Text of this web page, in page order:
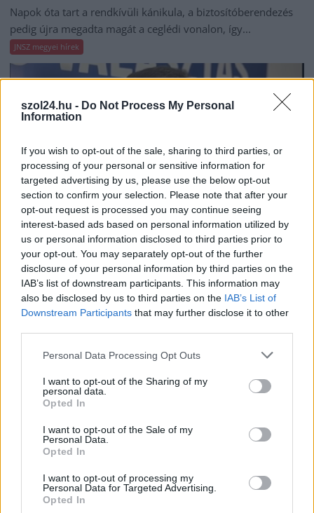
szol24.hu - Do Not Process My Personal
Information
If you wish to opt-out of the sale, sharing to third parties, or
processing of your personal or sensitive information for
targeted advertising by us, please use the below opt-out
section to confirm your selection. Please note that after your
opt-out request is processed you may continue seeing
interest-based ads based on personal information utilized by
us or personal information disclosed to third parties prior to
your opt-out. You may separately opt-out of the further
disclosure of your personal information by third parties on the
IAB’s list of downstream participants. This information may
also be disclosed by us to third parties on the IAB’s List of
Downstream Participants that may further disclose it to other
Please note that this website/app uses one or more Google
not limited to your visit or usage behaviour. You may click to
grant or deny consent to Google and its third-party tags to
use your data for below specified purposes in below Google
consent section.
Personal Data Processing Opt Outs
I want to opt-out of the Sharing of my
personal data.
Opted In
I want to opt-out of the Sale of my
Personal Data.
Opted In
I want to opt-out of processing my
Personal Data for Targeted Advertising.
Opted In
Napok óta tart a rendkívüli kánikula, a biztosítóberendezés
pedig újra megadta magát a ceglédi vonalon, így...
JNSZ megyei hírek
2026.08.06. Kiss Lajos
Sok volt az igazolatlan hiányzás, Pócs János
fizetéslevonást kapott, más fideszesek még
kevesebbet vittek haza
A jászsági fideszes képviselő túl sokszor hiányzott
igazolatlanul a szavazásokról, de még mindig olcsón
JNSZ megyei hírek